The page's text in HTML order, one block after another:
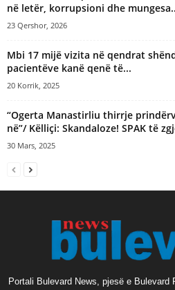
në letër, korrupsioni dhe
23 Qershor, 2026
Mbi 17 mijë vizita në qendrat
pacientëve kanë qenë të...
20 Korrik, 2025
“Ogerta Manastirliu thirrje
në”/ Këlliçi: Skandaloze! SPAK të
30 Mars, 2025
Portali Bulevard News, pjesë e Bulevard